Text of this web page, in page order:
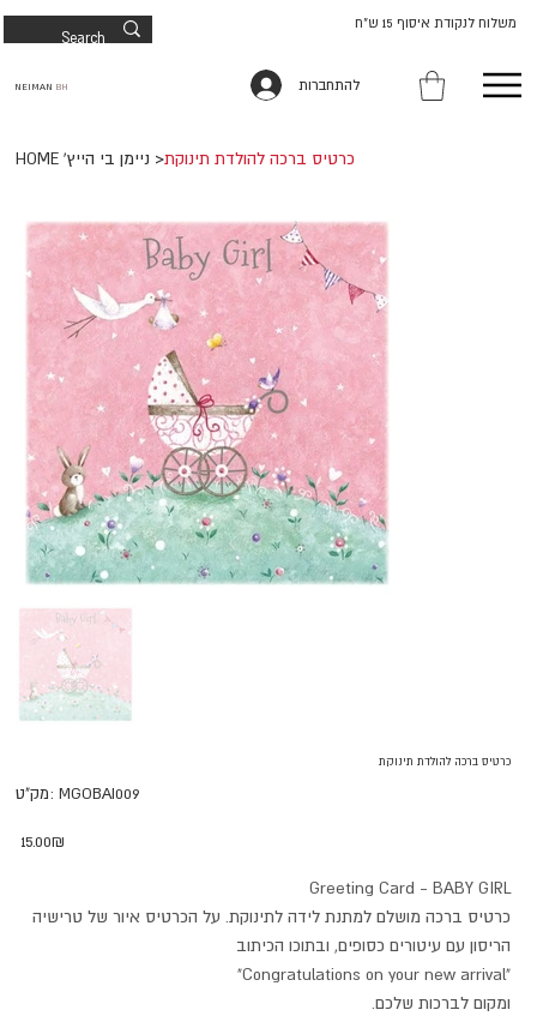
להתחברות NEIMAN BH
משלוח לנקודת איסוף 15 ש"ח
HOME 'ניימן בי הייץ >כרטיס ברכה להולדת תינוקת
כרטיס ברכה להולדת תינוקת
מק"ט: MGOBAI009
MGOBAI009
‏15.00 ‏₪
Greeting Card - BABY GIRL
כרטיס ברכה מושלם למתנת לידה לתינוקת. על הכרטיס איור של טרישיה
הריסון עם עיטורים כסופים, ובתוכו הכיתוב
"Congratulations on your new arrival"
ומקום לברכות שלכם.